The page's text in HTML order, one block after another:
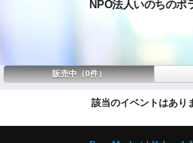
NPO法人いのちのポ
販売中（0件）
該当のイベントはあり